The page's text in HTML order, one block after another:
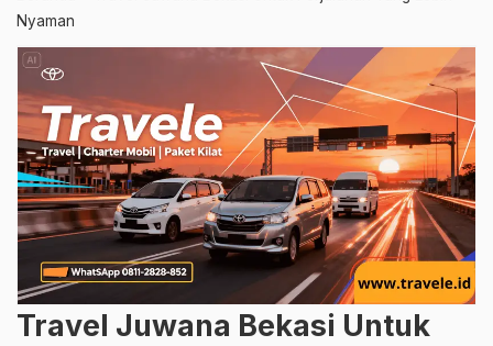
Nyaman
Travel Juwana Bekasi Untuk